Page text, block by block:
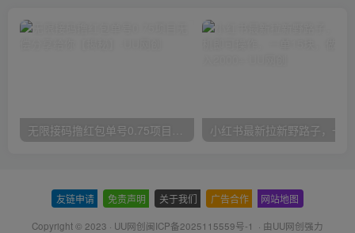
无限接码撸红包单号0.75项目无偿分享给你【揭秘】
友链申请 免责声明 关于我们 广告合作 网站地图
Copyright © 2023 · UU网创闽ICP备2025115559号-1 · 由UU网创强力